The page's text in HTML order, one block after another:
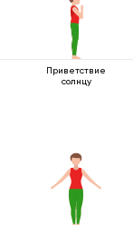
Приветствие
солнцу